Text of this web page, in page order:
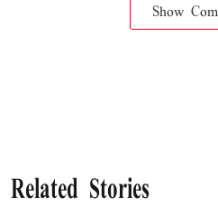
Show
Related Stories